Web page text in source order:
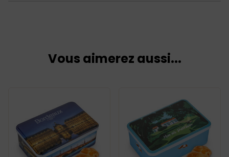
Vous aimerez aussi...